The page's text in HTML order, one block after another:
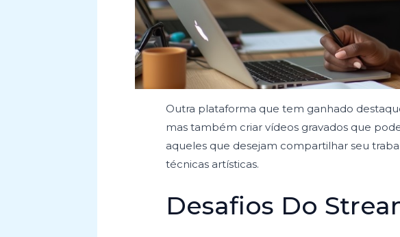
Outra plataforma que tem ganhado
mas também criar vídeos gravados que
aqueles que desejam compartilhar seu
técnicas artísticas.
Desafios Do